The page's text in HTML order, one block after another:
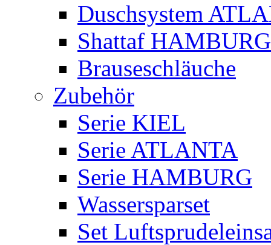
Duschsystem
Shattaf HAMBURG
Brauseschläuche
Zubehör
Serie KIEL
Serie ATLANTA
Serie HAMBURG
Wassersparset
Set